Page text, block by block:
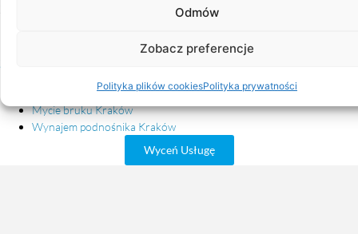
Odmów
Zobacz preferencje
Polityka plików cookiesPolityka prywatności
Zespół Wodnik Usługi doradzi odpowiedni typ zwyżki i pomoże dobrać
Mycie elewacji Kraków
Mycie bruku Kraków
Wynajem podnośnika Kraków
Wyceń Usługę